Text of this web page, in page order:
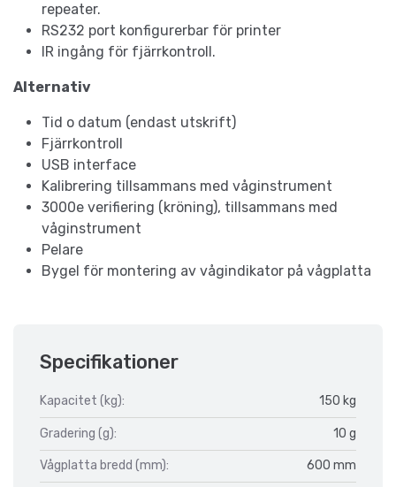
repeater.
RS232 port konfigurerbar för printer
IR ingång för fjärrkontroll.
Alternativ
Tid o datum (endast utskrift)
Fjärrkontroll
USB interface
Kalibrering tillsammans med våginstrument
3000e verifiering (kröning), tillsammans med
våginstrument
Pelare
Bygel för montering av vågindikator på vågplatta
Specifikationer
Kapacitet (kg): 150 kg
Gradering (g): 10 g
Vågplatta bredd (mm): 600 mm